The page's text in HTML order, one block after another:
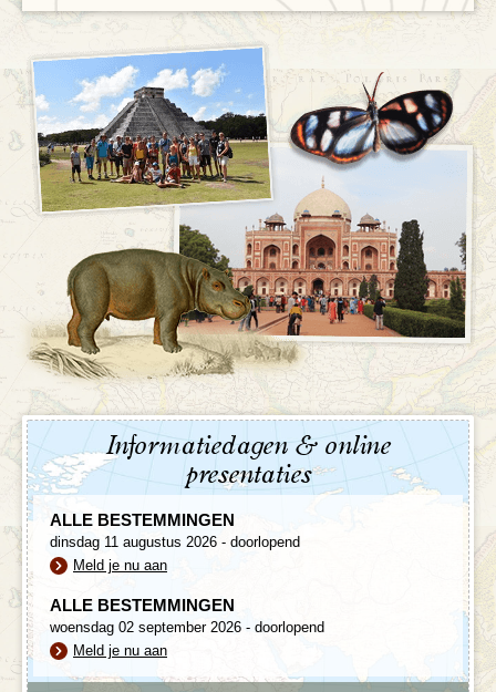
Informatiedagen & online
presentaties
ALLE BESTEMMINGEN
dinsdag 11 augustus 2026 - doorlopend
Meld je nu aan
ALLE BESTEMMINGEN
woensdag 02 september 2026 - doorlopend
Meld je nu aan